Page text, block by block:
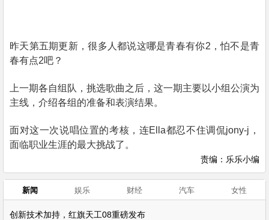
昨天第五期更新，很多人都说这哪是青春有你2，怕不是青
春有点2吧？
上一期各自组队，挑选歌曲之后，这一期主要以小组公演为
主线，介绍各组的准备和表演结果。
面对这一次说唱位置的考核，连Ella都忍不住调侃jony-j，
面临职业生涯的最大挑战了。
责编：乐乐小编
新闻 娱乐 财经 汽车 女性
创新技术加持，红旗天工08重磅发布